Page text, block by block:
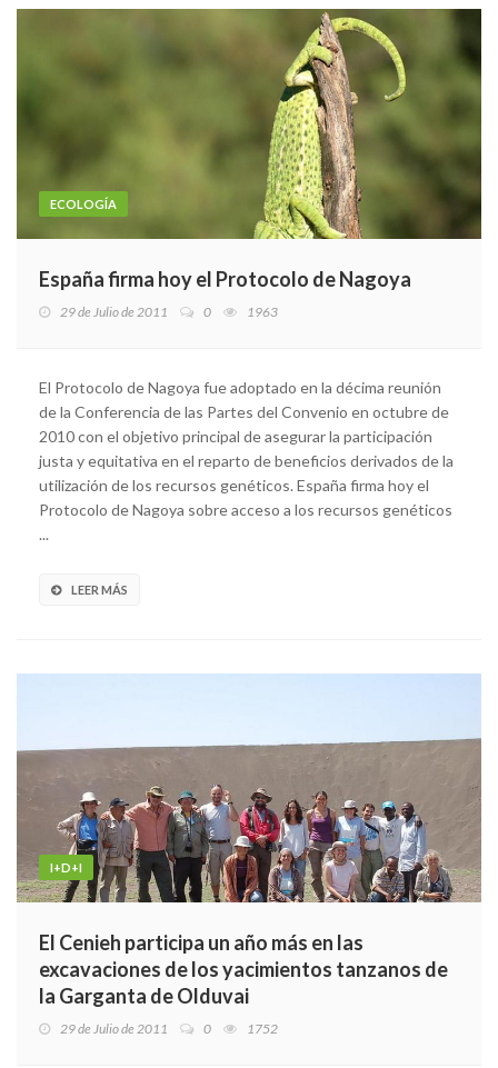
ECOLOGÍA
España firma hoy el Protocolo de Nagoya
29 de Julio de 2011 0 1963
El Protocolo de Nagoya fue adoptado en la décima reunión
de la Conferencia de las Partes del Convenio en octubre de
2010 con el objetivo principal de asegurar la participación
justa y equitativa en el reparto de beneficios derivados de la
utilización de los recursos genéticos. España firma hoy el
Protocolo de Nagoya sobre acceso a los recursos genéticos
...
LEER MÁS
I+D+I
El Cenieh participa un año más en las
excavaciones de los yacimientos tanzanos de
la Garganta de Olduvai
29 de Julio de 2011 0 1752